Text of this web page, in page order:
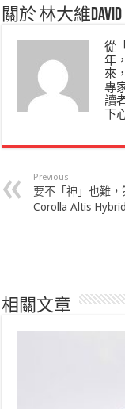
關於 林大維David
從
年
來
專
讀
下
Previous
要不「神」也難
Corolla Altis
相關文章